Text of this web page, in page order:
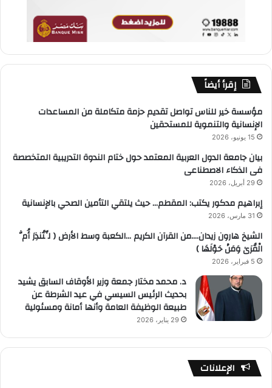
إقرأ أيضاً
مؤسسة خير للناس تواصل تقديم حزمة متكاملة من المساعدات
الإنسانية والتنموية للمستحقين
15 يونيو، 2026
بيان جامعة الدول العربية المعتمد حول ختام الندوة التدريبية المتخصصة
فى الذكاء الاصطناعى
29 أبريل، 2026
إبراهيم مدكور يكتب: المقطم… حيث يلتقي التأمين الصحي بالإنسانية
31 مارس، 2026
الشيخ هارون زيدان….من القرآن الكريم …الكعبة وسط الأرض ( لِّتُنذِرَ أُمَّ
الْقُرَىٰ وَمَنْ حَوْلَهَا )
5 فبراير، 2026
د. محمد مختار جمعة وزير الأوقاف السابق يشيد
بحديث الرئيس السيسي في عيد الشرطة عن
طبيعة الوظيفة العامة وأنها أمانة ومسئولية
29 يناير، 2026
الإعلانات